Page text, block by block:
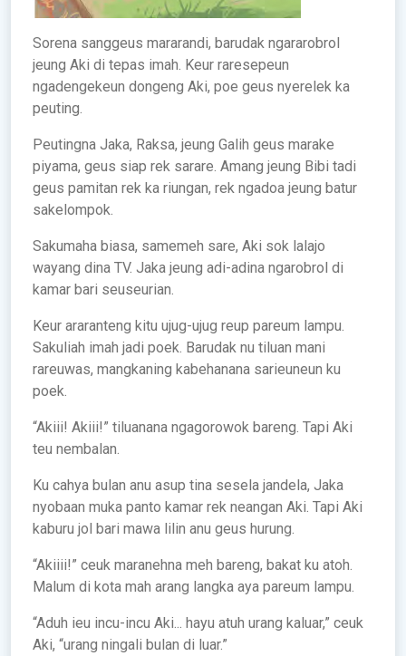
Sorena sanggeus mararandi, barudak ngararobrol
jeung Aki di tepas imah. Keur raresepeun
ngadengekeun dongeng Aki, poe geus nyerelek ka
peuting.
Peutingna Jaka, Raksa, jeung Galih geus marake
piyama, geus siap rek sarare. Amang jeung Bibi tadi
geus pamitan rek ka riungan, rek ngadoa jeung batur
sakelompok.
Sakumaha biasa, samemeh sare, Aki sok lalajo
wayang dina TV. Jaka jeung adi-adina ngarobrol di
kamar bari seuseurian.
Keur araranteng kitu ujug-ujug reup pareum lampu.
Sakuliah imah jadi poek. Barudak nu tiluan mani
rareuwas, mangkaning kabehanana sarieuneun ku
poek.
“Akiii! Akiii!” tiluanana ngagorowok bareng. Tapi Aki
teu nembalan.
Ku cahya bulan anu asup tina sesela jandela, Jaka
nyobaan muka panto kamar rek neangan Aki. Tapi Aki
kaburu jol bari mawa lilin anu geus hurung.
“Akiiii!” ceuk maranehna meh bareng, bakat ku atoh.
Malum di kota mah arang langka aya pareum lampu.
“Aduh ieu incu-incu Aki... hayu atuh urang kaluar,” ceuk
Aki, “urang ningali bulan di luar.”